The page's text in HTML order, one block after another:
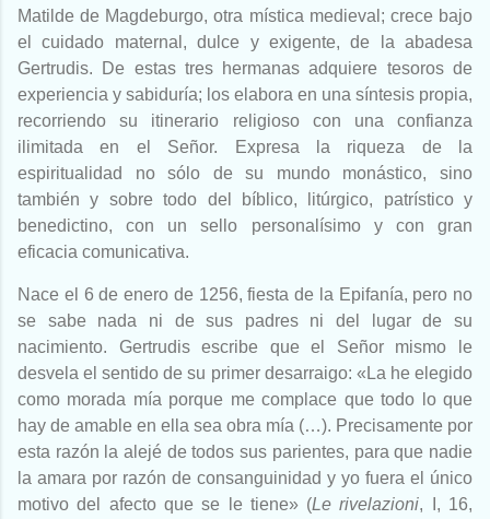
Matilde de Magdeburgo, otra mística medieval; crece bajo
el cuidado maternal, dulce y exigente, de la abadesa
Gertrudis. De estas tres hermanas adquiere tesoros de
experiencia y sabiduría; los elabora en una síntesis propia,
recorriendo su itinerario religioso con una confianza
ilimitada en el Señor. Expresa la riqueza de la
espiritualidad no sólo de su mundo monástico, sino
también y sobre todo del bíblico, litúrgico, patrístico y
benedictino, con un sello personalísimo y con gran
eficacia comunicativa.
Nace el 6 de enero de 1256, fiesta de la Epifanía, pero no
se sabe nada ni de sus padres ni del lugar de su
nacimiento. Gertrudis escribe que el Señor mismo le
desvela el sentido de su primer desarraigo: «La he elegido
como morada mía porque me complace que todo lo que
hay de amable en ella sea obra mía (…). Precisamente por
esta razón la alejé de todos sus parientes, para que nadie
la amara por razón de consanguinidad y yo fuera el único
motivo del afecto que se le tiene» (Le rivelazioni, I, 16,